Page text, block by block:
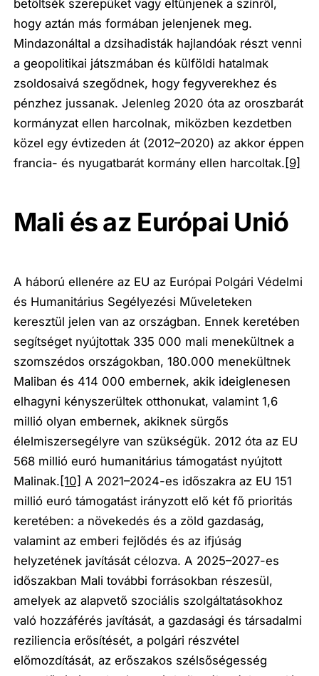
betöltsék szerepüket vagy eltűnjenek a színről,
hogy aztán más formában jelenjenek meg.
Mindazonáltal a dzsihadisták hajlandóak részt venni
a geopolitikai játszmában és külföldi hatalmak
zsoldosaivá szegődnek, hogy fegyverekhez és
pénzhez jussanak. Jelenleg 2020 óta az oroszbarát
kormányzat ellen harcolnak, miközben kezdetben
közel egy évtizeden át (2012–2020) az akkor éppen
francia- és nyugatbarát kormány ellen harcoltak. [9]
Mali és az Európai Unió
A háború ellenére az EU az Európai Polgári Védelmi
és Humanitárius Segélyezési Műveleteken
keresztül jelen van az országban. Ennek keretében
segítséget nyújtottak 335 000 mali menekültnek a
szomszédos országokban, 180.000 menekültnek
Maliban és 414 000 embernek, akik ideiglenesen
elhagyni kényszerültek otthonukat, valamint 1,6
millió olyan embernek, akiknek sürgős
élelmiszersegélyre van szükségük. 2012 óta az EU
568 millió euró humanitárius támogatást nyújtott
Malinak. [10] A 2021–2024-es időszakra az EU 151
millió euró támogatást irányzott elő két fő prioritás
keretében: a növekedés és a zöld gazdaság,
valamint az emberi fejlődés és az ifjúság
helyzetének javítását célozva. A 2025–2027-es
időszakban Mali további forrásokban részesül,
amelyek az alapvető szociális szolgáltatásokhoz
való hozzáférés javítását, a gazdasági és társadalmi
reziliencia erősítését, a polgári részvétel
előmozdítását, az erőszakos szélsőségesség